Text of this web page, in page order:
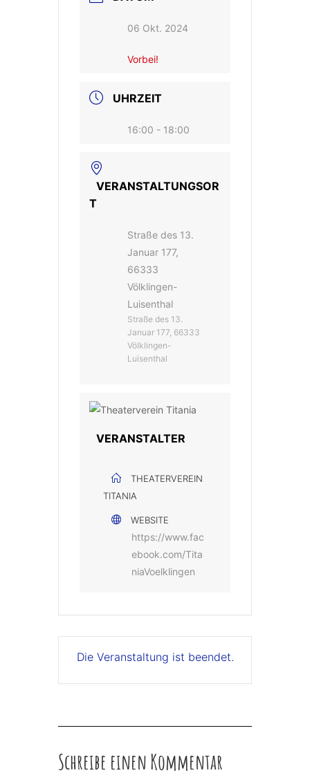
06 Okt. 2024
Vorbei!
UHRZEIT
16:00 - 18:00
VERANSTALTUNGSOR
T
Straße des 13.
Januar 177,
66333
Völklingen-
Luisenthal
Straße des 13.
Januar 177, 66333
Völklingen-
Luisenthal
VERANSTALTER
THEATERVEREIN
TITANIA
WEBSITE
https://www.fac
ebook.com/Tita
niaVoelklingen
Die Veranstaltung ist beendet.
Schreibe einen Kommentar